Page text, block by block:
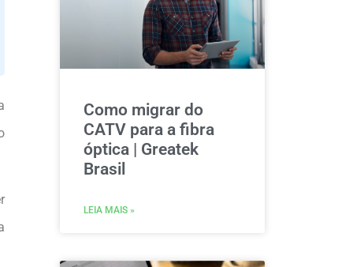
Como migrar do
CATV para a fibra
óptica | Greatek
Brasil
LEIA MAIS »